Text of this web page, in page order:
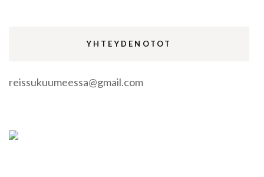
YHTEYDENOTOT
reissukuumeessa@gmail.com